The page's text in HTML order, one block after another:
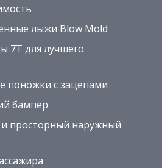
лыжи Blow Mold
7T для лучшего
поножки с зацепами
бампер
просторный наружный